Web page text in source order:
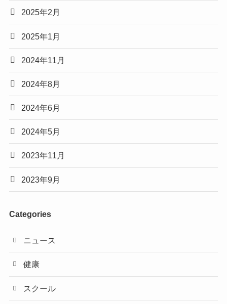
2025年2月
2025年1月
2024年11月
2024年8月
2024年6月
2024年5月
2023年11月
2023年9月
Categories
ニュース
健康
スクール